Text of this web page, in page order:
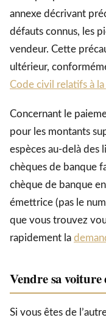
annexe décrivant
défauts connus, les
vendeur. Cette
ultérieur,
Code civil relatifs à
Concernant le
pour les montants
espèces au-delà des
chèques de banque
chèque de banque
émettrice (pas le
que vous trouvez
rapidement la
Vendre sa
Si vous êtes de